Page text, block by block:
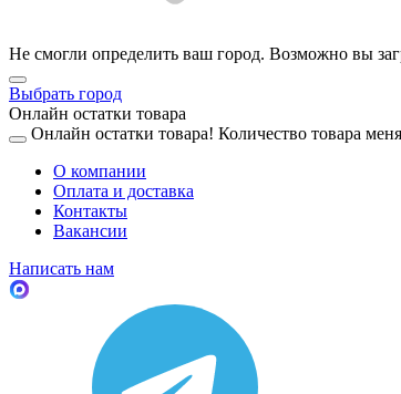
Не смогли определить ваш город. Возможно вы
Выбрать город
Онлайн остатки товара
Онлайн остатки товара! Количество товара
О компании
Оплата и доставка
Контакты
Вакансии
Написать нам